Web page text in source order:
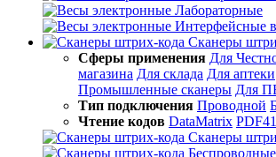
Лабораторные
Интерфейсные
Сканеры
Сферы применения Для
магазина Для склада Для аптеки
Промышленные сканеры Для
Тип подключения Проводной
Чтение кодов DataMatrix
Сканеры
Беспроводные